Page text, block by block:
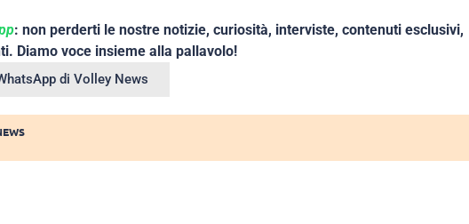
: non perderti le nostre notizie, curiosità, interviste, contenuti esclusivi,
Diamo voce insieme alla pallavolo!
di Volley News